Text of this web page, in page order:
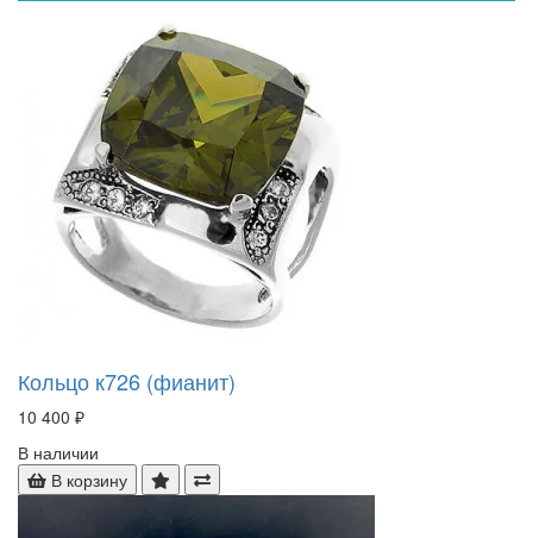
Кольцо к726 (фианит)
10 400 ₽
В наличии
В корзину